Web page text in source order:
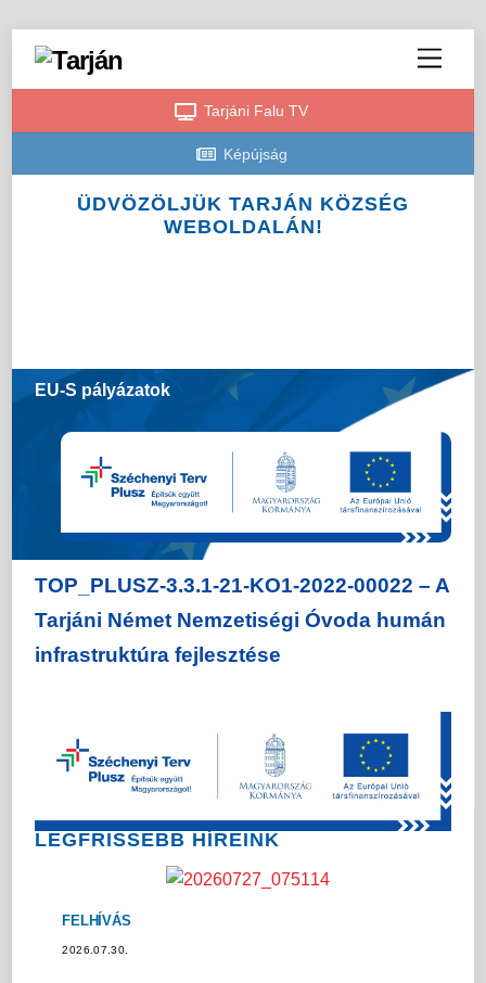
M
e
n
Tarjáni Falu TV
Képújság
ÜDVÖZÖLJÜK TARJÁN KÖZSÉG
WEBOLDALÁN!
EU-S pályázatok
TOP_PLUSZ-3.3.1-21-KO1-2022-00022 – A
Tarjáni Német Nemzetiségi Óvoda humán
infrastruktúra fejlesztése
LEGFRISSEBB HÍREINK
FELHÍVÁS
2026.07.30.